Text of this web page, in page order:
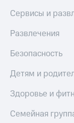
Сервисы и
Развлечения
Безопасность
Детям и
Здоровье и
Семейная